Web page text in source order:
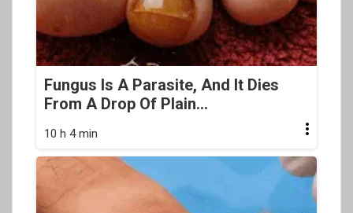
Fungus Is A Parasite, And It Dies
From A Drop Of Plain...
10 h 4 min